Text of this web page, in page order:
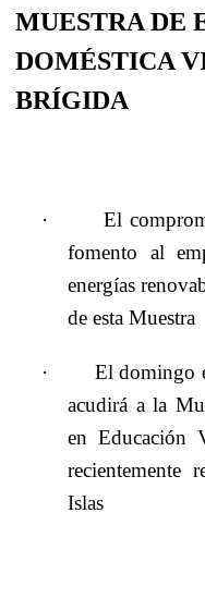
MUESTRA DE
DOMÉSTICA
BRÍGIDA
·
El
fomento al
energías
de esta Muestra
·
El domingo
acudirá a la
en Educación
recientemente
Islas